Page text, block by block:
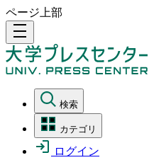
ページ上部
density_medium
検索
カテゴリ
ログイン